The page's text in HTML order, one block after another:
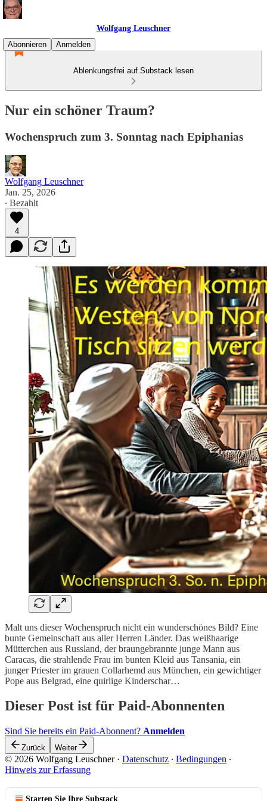
Wolfgang Leuschner
Abonnieren
Anmelden
Ablenkungsfrei auf Substack lesen
Nur ein schöner Traum?
Wochenspruch zum 3. Sonntag nach Epiphanias
Wolfgang Leuschner
Jan. 25, 2026
∙ Bezahlt
4
Malt uns dieser Wochenspruch nicht ein wunderschönes Bild? Eine
bunte Gemeinschaft aus aller Herren Länder. Das weißhaarige
Mütterchen aus Russland, der braungebrannte junge Mann aus
Caracas, die strahlende Frau im bunten Kleid aus Tansania, ein
junger Priester im grauen Collarhemd aus München, ein gewichtiger
Pope aus Belgrad, eine quirlige Kinderschar…
Dieser Post ist für Paid-Abonnenten
Sind Sie bereits ein Paid-Abonnent? Anmelden
Zurück Weiter
© 2026 Wolfgang Leuschner· Datenschutz ∙ Bedingungen ∙
Hinweis zur Erfassung
Starten Sie Ihre Substack